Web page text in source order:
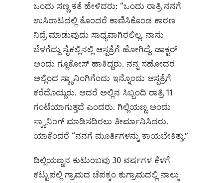
ಒಂದು ಸಣ್ಣ ಕತೆ ಹೇಳಿದರು: “ಒಂದು ರಾತ್ರಿ ನನಗೆ
ಉಸಿರಾಟದಲ್ಲಿ ತೊಂದರೆ ಕಾಣಿಸಿಕೊಂಡ ಕಾರಣ
ನಿದ್ರೆ ಮಾಡುವುದು ಸಾಧ್ಯವಾಗಿರಲಿಲ್ಲ. ನಾನು
ಬೆಳಗೆದ್ದು ಸೈಕಲ್ಲಿನಲ್ಲಿ ಆಸ್ಪತ್ರೆಗೆ ಹೋಗಿದ್ದೆ. ಡಾಕ್ಟರ್‌
ಅಂದು ಗ್ಲೂಕೋಸ್‌ ಹಾಕಿದ್ದರು. ನನ್ನ ಸಹೋದರ
ಅಲ್ಲಿಂದ ಸ್ಕ್ಯಾನಿಂಗಿಗೆಂದು ಇನ್ನೊಂದು ಆಸ್ಪತ್ರೆಗೆ
ಕರೆದೊಯ್ದರು. ಆದರೆ ಅಲ್ಲಿನ ಸಿಬ್ಬಂದಿ ರಾತ್ರಿ 11
ಗಂಟೆಯಾಗುತ್ತದೆ ಎಂದರು. ಗಿಲ್ಲಿಯಣ್ಣ ಅಂದು
ಸ್ಕ್ಯಾನಿಂಗ್‌ ಮಾಡಿಸದಿರಲು ತೀರ್ಮಾನಿಸಿದರು.
ಯಾಕೆಂದರೆ “ನನಗೆ ಮೂರ್ತಿಗಳನ್ನು ಕಾಯಬೇಕಿತ್ತು.”
ದಿಲ್ಲಿಯಣ್ಣನ ಕುಟುಂಬವು 30 ವರ್ಷಗಳ ಕೆಳಗೆ
ಕಟ್ಟುಪಲ್ಲಿ ಗ್ರಾಮದ ಚೆಪಕ್ಕಂ ಕುಗ್ರಾಮದಲ್ಲಿ ನಾಲ್ಕು